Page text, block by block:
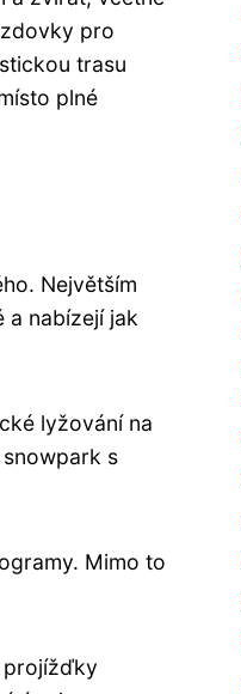
pro
trasu
plné
Největším
a nabízejí jak
lyžování na
s
Mimo to
projížďky